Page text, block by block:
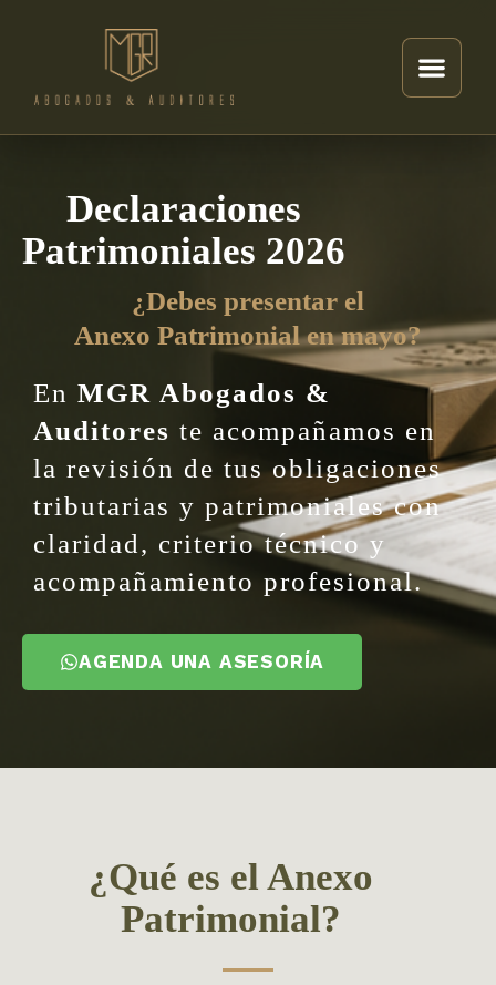
Declaraciones
Patrimoniales 2026
¿Debes presentar el
Anexo Patrimonial en mayo?
En MGR Abogados &
Auditores te acompañamos en
la revisión de tus obligaciones
tributarias y patrimoniales con
claridad, criterio técnico y
acompañamiento profesional.
AGENDA UNA ASESORÍA
¿Qué es el Anexo
Patrimonial?